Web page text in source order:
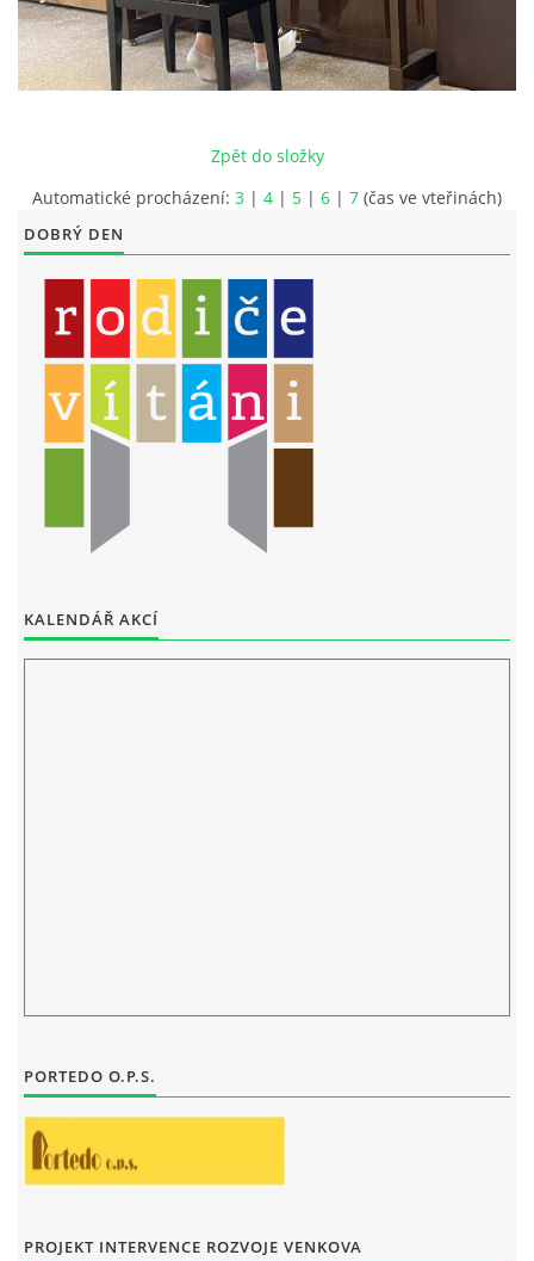
LITERÁRNĚ DRAMATICKÝ OBOR
PRAVIDLA PRO VEŘEJNÉ AKCE ZUŠ STAŇKOV
PŘIJÍMACÍ TALENTOVÉ ZKOUŠKY
ÚŘEDNÍ DESKA
ELEKTRONICKÁ PODATELNA
PROHLÁŠENÍ O OCHRANĚ OSOBNÍCH ÚDAJŮ
ZUŠ STAŇKOV
34561
© 2026 eStránky.cz |Tisk|Aktualizováno: 29. 7. 2026
Zpět do složky
Automatické procházení: 3 | 4 | 5 | 6 | 7 (čas ve vteřinách)
DOBRÝ DEN
KALENDÁŘ AKCÍ
PORTEDO O.P.S.
PROJEKT INTERVENCE ROZVOJE VENKOVA